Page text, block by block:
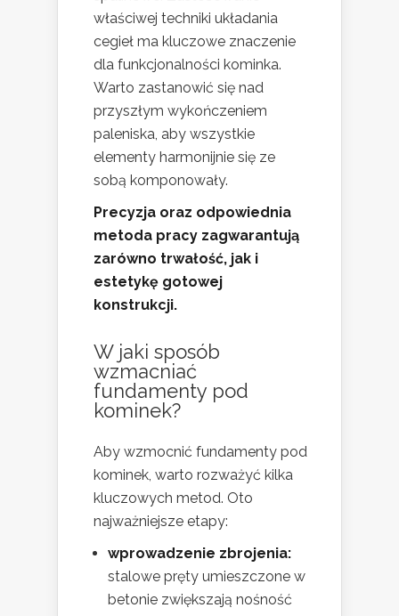
właściwej techniki układania
cegieł ma kluczowe znaczenie
dla funkcjonalności kominka.
Warto zastanowić się nad
przyszłym wykończeniem
paleniska, aby wszystkie
elementy harmonijnie się ze
sobą komponowały.
Precyzja oraz odpowiednia
metoda pracy zagwarantują
zarówno trwałość, jak i
estetykę gotowej
konstrukcji.
W jaki sposób
wzmacniać
fundamenty pod
kominek?
Aby wzmocnić fundamenty pod
kominek, warto rozważyć kilka
kluczowych metod. Oto
najważniejsze etapy:
wprowadzenie zbrojenia:
stalowe pręty umieszczone w
betonie zwiększają nośność